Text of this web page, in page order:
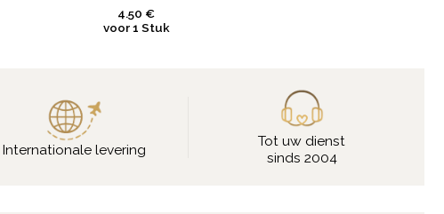
4.50 €
voor 1 Stuk
Internationale levering
Tot uw dienst
sinds 2004